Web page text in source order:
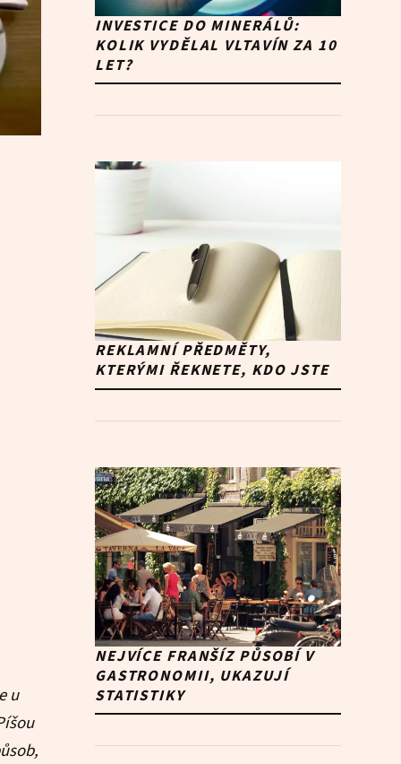
u
INVESTICE DO MINERÁLŮ:
KOLIK VYDĚLAL VLTAVÍN ZA 10
LET?
REKLAMNÍ PŘEDMĚTY,
KTERÝMI ŘEKNETE, KDO JSTE
NEJVÍCE FRANŠÍZ PŮSOBÍ V
GASTRONOMII, UKAZUJÍ
STATISTIKY